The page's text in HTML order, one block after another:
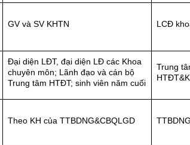
GV và SV KHTN LCĐ
Đại diện LĐT, đại diện LĐ các Khoa
chuyên môn; Lãnh đạo và cán bộ
Trung tâm HTĐT; sinh viên năm cuối
Trung
Theo KH của TTBDNG&CBQLGD